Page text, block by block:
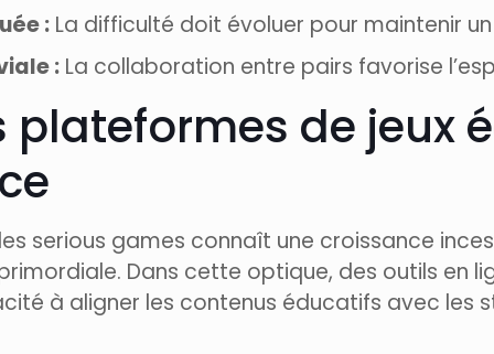
: La difficulté doit évoluer pour maintenir
: La collaboration entre pairs favorise
plateformes de jeux
serious games connaît une croissance
Dans cette optique, des outils en
à aligner les contenus éducatifs avec les